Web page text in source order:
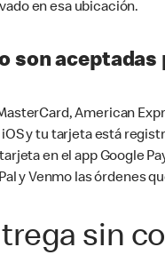
en esa ubicación.
son aceptadas
American
y tu tarjeta está
en el app Google
y Venmo las órdenes
sin